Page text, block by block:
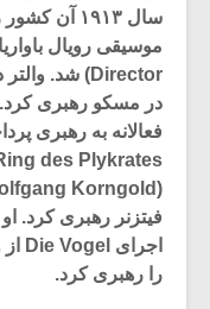
سال ۱۹۱۳
در مسکو رهبری کرد.
را رهبری کرد.